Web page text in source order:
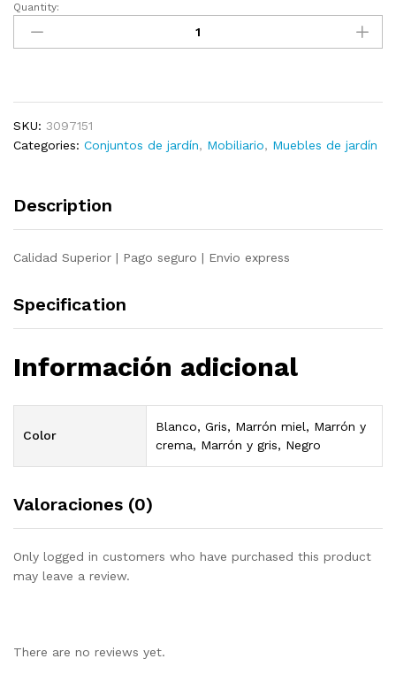
Juego
muebles
pzas
y
maciza
Quantity:
SKU: 3097151
Categories: Conjuntos de jardín, Mobiliario, Muebles de jardín
Description
Calidad Superior | Pago seguro | Envio express
Specification
Información adicional
Color
Blanco, Gris, Marrón miel, Marrón y
crema, Marrón y gris, Negro
Valoraciones (0)
Only logged in customers who have purchased this product
may leave a review.
There are no reviews yet.